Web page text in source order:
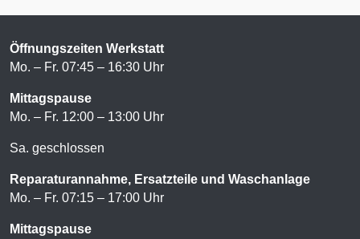
Öffnungszeiten Werkstatt
Mo. – Fr. 07:45 – 16:30 Uhr
Mittagspause
Mo. – Fr. 12:00 – 13:00 Uhr
Sa. geschlossen
Reparaturannahme, Ersatzteile und Waschanlage
Mo. – Fr. 07:15 – 17:00 Uhr
Mittagspause